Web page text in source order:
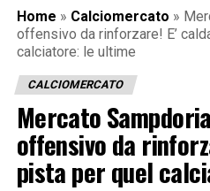
Home » Calciomercato »
offensivo da rinforzare! E’
calciatore: le ultime
CALCIOMERCATO
Mercato
offensivo da
pista per quel